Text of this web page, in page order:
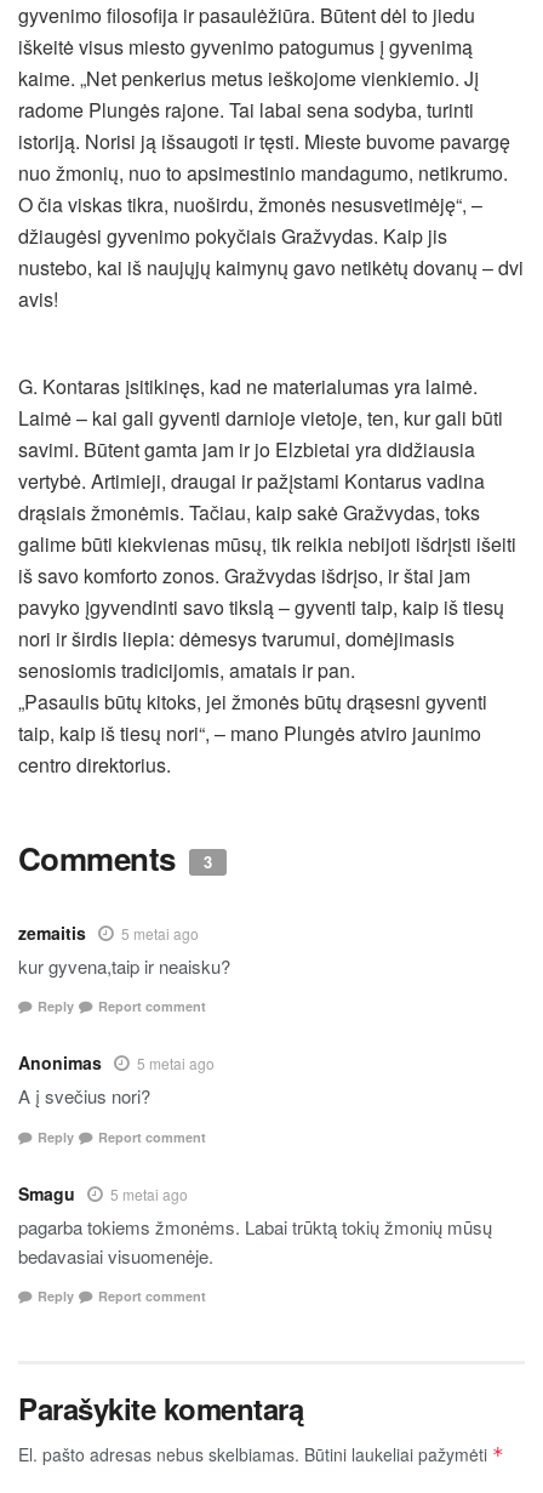
gyvenimo filosofija ir pasaulėžiūra. Būtent dėl to jiedu
iškeitė visus miesto gyvenimo patogumus į gyvenimą
kaime. „Net penkerius metus ieškojome vienkiemio. Jį
radome Plungės rajone. Tai labai sena sodyba, turinti
istoriją. Norisi ją išsaugoti ir tęsti. Mieste buvome pavargę
nuo žmonių, nuo to apsimestinio mandagumo, netikrumo.
O čia viskas tikra, nuoširdu, žmonės nesusvetimėję“, –
džiaugėsi gyvenimo pokyčiais Gražvydas. Kaip jis
nustebo, kai iš naujųjų kaimynų gavo netikėtų dovanų – dvi
avis!
G. Kontaras įsitikinęs, kad ne materialumas yra laimė.
Laimė – kai gali gyventi darnioje vietoje, ten, kur gali būti
savimi. Būtent gamta jam ir jo Elzbietai yra didžiausia
vertybė. Artimieji, draugai ir pažįstami Kontarus vadina
drąsiais žmonėmis. Tačiau, kaip sakė Gražvydas, toks
galime būti kiekvienas mūsų, tik reikia nebijoti išdrįsti išeiti
iš savo komforto zonos. Gražvydas išdrįso, ir štai jam
pavyko įgyvendinti savo tikslą – gyventi taip, kaip iš tiesų
nori ir širdis liepia: dėmesys tvarumui, domėjimasis
senosiomis tradicijomis, amatais ir pan.
„Pasaulis būtų kitoks, jei žmonės būtų drąsesni gyventi
taip, kaip iš tiesų nori“, – mano Plungės atviro jaunimo
centro direktorius.
Comments 3
zemaitis 5 metai ago
kur gyvena,taip ir neaisku?
Reply Report comment
Anonimas 5 metai ago
A į svečius nori?
Reply Report comment
Smagu 5 metai ago
pagarba tokiems žmonėms. Labai trūktą tokių žmonių mūsų
bedavasiai visuomenėje.
Reply Report comment
Parašykite komentarą
El. pašto adresas nebus skelbiamas. Būtini laukeliai pažymėti *